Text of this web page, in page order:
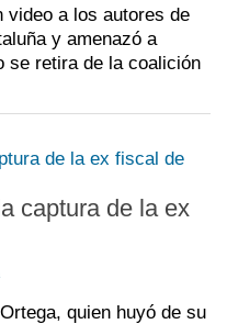
video a los autores de
y amenazó a
se retira de la coalición
captura de la ex
quien huyó de su